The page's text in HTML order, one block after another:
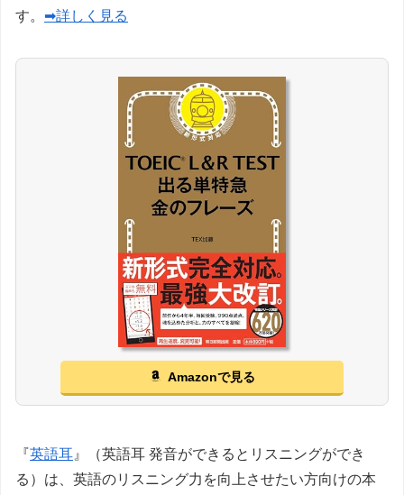
す。 ➡詳しく見る
Amazonで見る
『英語耳 』（英語耳 発音ができるとリスニングができ
る）は、英語のリスニング力を向上させたい方向けの本